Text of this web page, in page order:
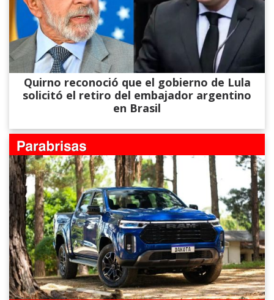
Quirno reconoció que el gobierno de Lula
solicitó el retiro del embajador argentino
en Brasil